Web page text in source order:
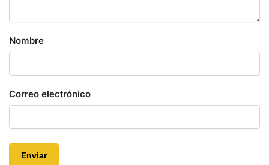
Nombre
Correo electrónico